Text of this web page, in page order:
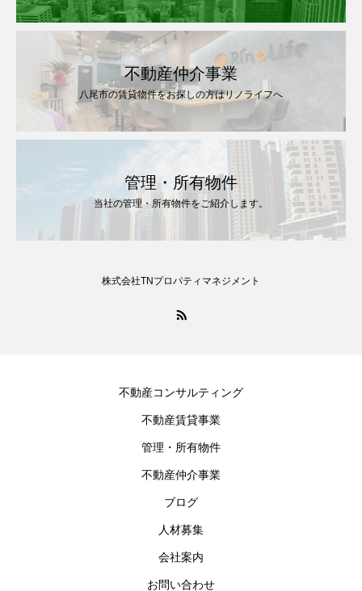
不動産仲介事業
八尾市の賃貸物件をお探しの方はリノライフへ
管理・所有物件
当社の管理・所有物件をご紹介します。
株式会社TNプロパティマネジメント
不動産コンサルティング
不動産賃貸事業
管理・所有物件
不動産仲介事業
ブログ
人材募集
会社案内
お問い合わせ